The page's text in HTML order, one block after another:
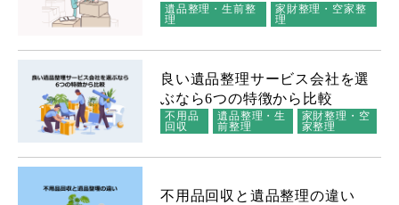
遺品整理・生前整
理
家財整理・空家整
理
良い遺品整理サービス会社を選
ぶなら6つの特徴から比較
不用品
回収
遺品整理・生
前整理
家財整理・空
家整理
不用品回収と遺品整理の違い